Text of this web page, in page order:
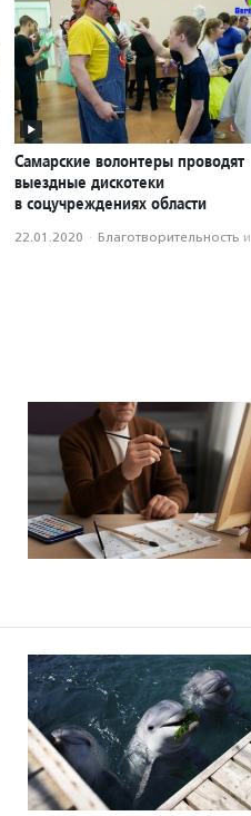
Самарские волонтеры проводят
выездные дискотеки
в соцучреждениях области
22.01.2020 · Благотвори­тель­ность